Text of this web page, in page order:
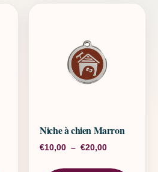
de prix : €10,00 à €20,00
Ce produit a plusieurs variations.
Niche à chien Marron
€10,00 – €20,00Plage de